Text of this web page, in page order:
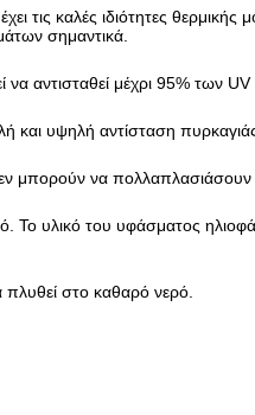
τις καλές ιδιότητες
σημαντικά.
αντισταθεί μέχρι 95% των UV
και υψηλή αντίσταση
μπορούν να πολλαπλασιάσουν
υλικό του υφάσματος
στο καθαρό νερό.